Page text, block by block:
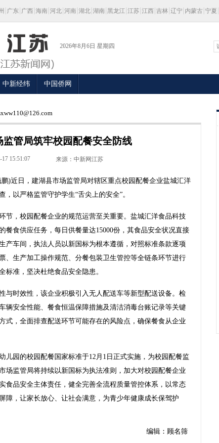
广东 广西 海南 河北 河南 湖北 湖南 黑龙江 江苏 江西 吉林 辽宁 内蒙古 宁夏
2026年8月6日 星期四
中新经纬 中国侨网
监管局筑牢校园配餐安全防线
17 15:51:07 来源：中新网江苏
近日，建湖县市场监管局对辖区重点校园配餐企业盐城汇洋
以严格监管守护学生“舌尖上的安全”。
，校园配餐企业的规范运营至关重要。盐城汇洋食品科技
餐食供应任务，每日供餐量达15000份，其食品安全状况直接
产车间，执法人员以新国标为根本遵循，对照标准条款逐项
、生产加工操作规范、分餐包装卫生管控等全链条环节进行
标准，坚决杜绝食品安全隐患。
时效性，该企业积极引入无人配送车等新型配送设备。检
辆安全性能、餐食恒温保障措施及清洁消毒台账记录等关键
式，全面排查配送环节可能存在的风险点，确保餐食从企业
园的校园配餐国家标准于12月1日正式实施，为校园配餐监
场监管局将持续以新国标为执法准则，加大对校园配餐企业
食品安全主体责任，健全完善全流程质量管控体系，以常态
障，让家长放心、让社会满意，为青少年健康成长保驾护
编辑：顾名筛